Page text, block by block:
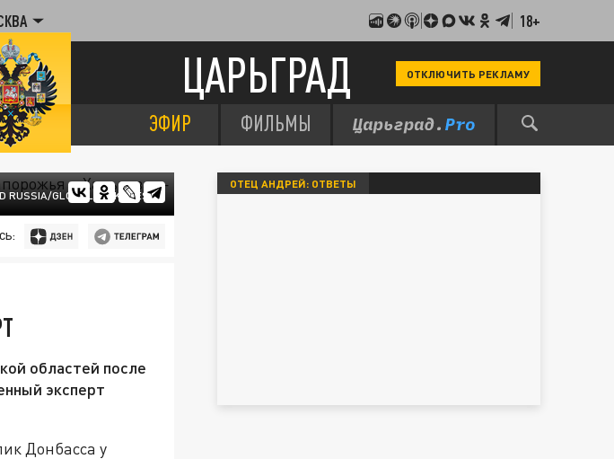
18+
ЦАРЬГРАД ОТКЛЮЧИТЬ РЕКЛАМУ
ЭФИР ФИЛЬМЫ
RUSSIA/GLOBALLOOKPRESS
областей после
эксперт
Донбасса у
ОТЕЦ АНДРЕЙ: ОТВЕТЫ